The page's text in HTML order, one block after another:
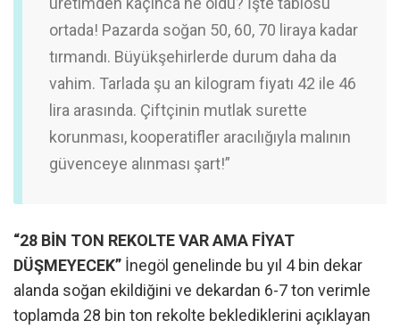
ortada! Pazarda soğan 50, 60, 70 liraya kadar
tırmandı. Büyükşehirlerde durum daha da
vahim. Tarlada şu an kilogram fiyatı 42 ile 46
lira arasında. Çiftçinin mutlak surette
korunması, kooperatifler aracılığıyla malının
güvenceye alınması şart!”
“28 BİN TON REKOLTE VAR AMA FİYAT
DÜŞMEYECEK” İnegöl genelinde bu yıl 4 bin dekar
alanda soğan ekildiğini ve dekardan 6-7 ton verimle
toplamda 28 bin ton rekolte beklediklerini açıklayan